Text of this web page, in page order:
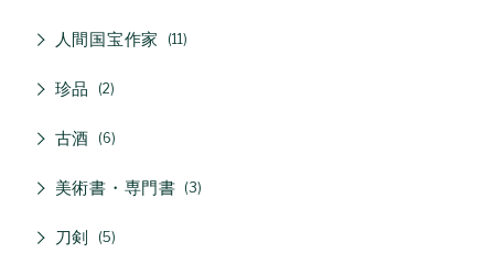
人間国宝作家 11
珍品 2
古酒 6
美術書・専門書 3
刀剣 5